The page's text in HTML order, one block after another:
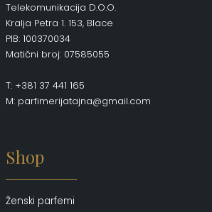
Telekomunikacija D.O.O.
Kralja Petra 1. 153, Blace
PIB: 100370034
Matični broj: 07585055
T: +381 37 441 165
M: parfimerijatajna@gmail.com
Shop
Ženski parfemi